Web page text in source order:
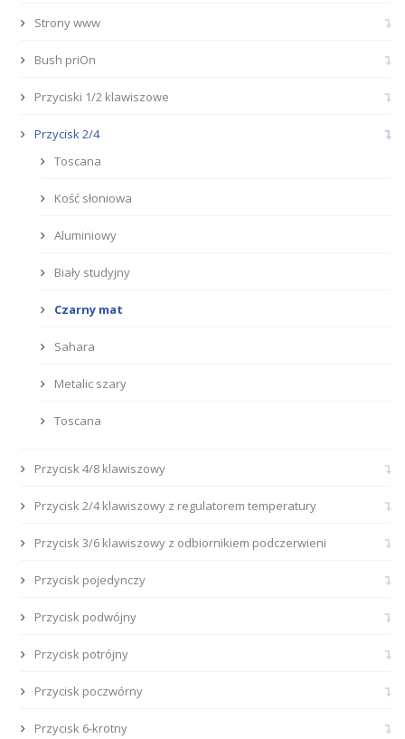
Strony www
Bush priOn
Przyciski 1/2 klawiszowe
Przycisk 2/4
Toscana
Kość słoniowa
Aluminiowy
Biały studyjny
Czarny mat
Sahara
Metalic szary
Toscana
Przycisk 4/8 klawiszowy
Przycisk 2/4 klawiszowy z regulatorem temperatury
Przycisk 3/6 klawiszowy z odbiornikiem podczerwieni
Przycisk pojedynczy
Przycisk podwójny
Przycisk potrójny
Przycisk poczwórny
Przycisk 6-krotny